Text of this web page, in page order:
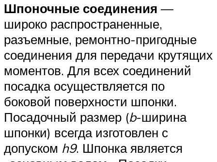
Шпоночные соединения —
широко распространенные,
разъемные, ремонтно-пригодные
соединения для передачи крутящих
моментов. Для всех соединений
посадка осуществляется по
боковой поверхности шпонки.
Посадочный размер (b-ширина
шпонки) всегда изготовлен с
допуском h9. Шпонка является